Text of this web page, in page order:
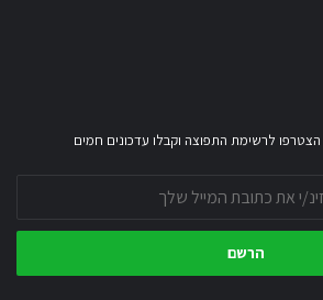
לרשימת התפוצה וקבלו עדכונים חמים